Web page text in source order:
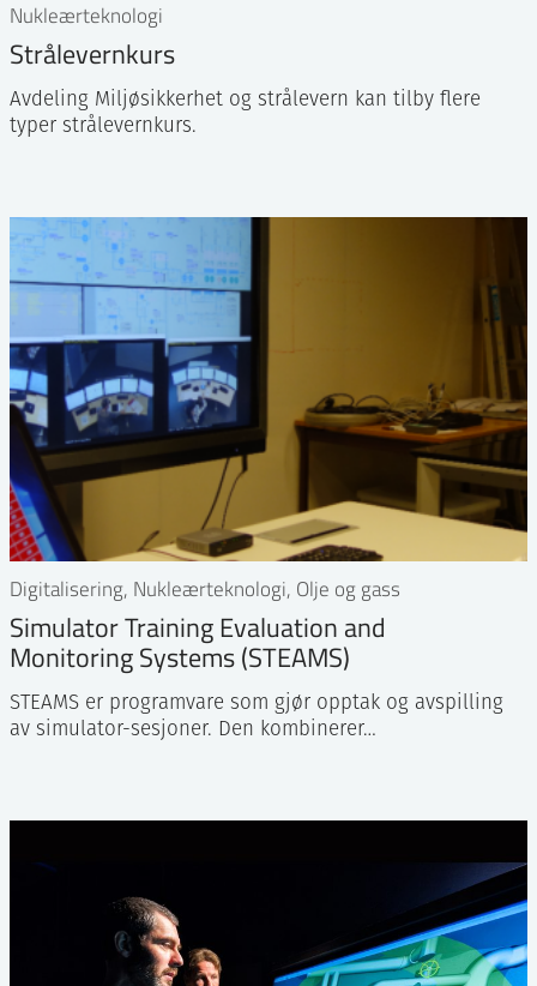
Nukleærteknologi
Strålevernkurs
Avdeling Miljøsikkerhet og strålevern kan tilby flere
typer strålevernkurs.
Digitalisering, Nukleærteknologi, Olje og gass
Simulator Training Evaluation and
Monitoring Systems (STEAMS)
STEAMS er programvare som gjør opptak og avspilling
av simulator-sesjoner. Den kombinerer…